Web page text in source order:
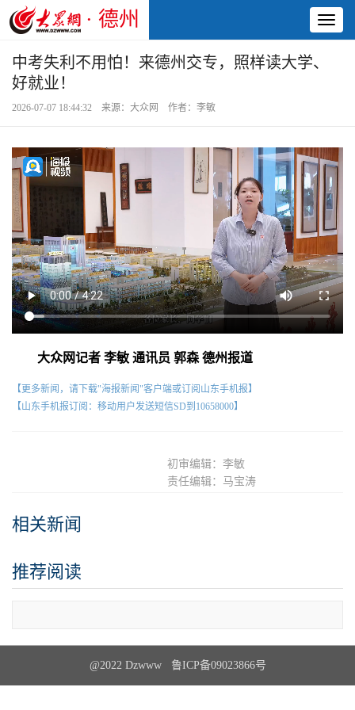
· 德州
中考失利不用怕！来德州交专，照样读大学、
好就业！
2026-07-07 18:44:32 来源：大众网 作者：李敏
大众网记者 李敏 通讯员 郭森 德州报道
【更多新闻，请下载"海报新闻"客户端或订阅山东手机报】
【山东手机报订阅：移动用户发送短信SD到10658000】
初审编辑：李敏
责任编辑：马宝涛
相关新闻
推荐阅读
查看更多
@2022 Dzwww 鲁ICP备09023866号